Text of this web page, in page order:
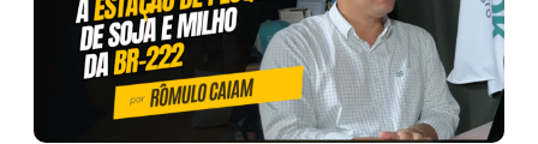
campo e impulsionam a transformação das fazendas em
negócios sustentáveis.